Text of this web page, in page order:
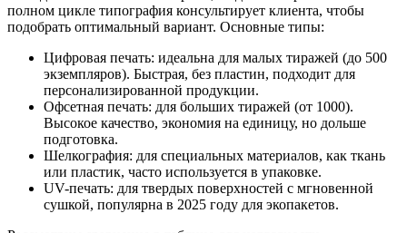
полном цикле типография консультирует клиента, чтобы
подобрать оптимальный вариант. Основные типы:
Цифровая печать: идеальна для малых тиражей (до 500
экземпляров). Быстрая, без пластин, подходит для
персонализированной продукции.
Офсетная печать: для больших тиражей (от 1000).
Высокое качество, экономия на единицу, но дольше
подготовка.
Шелкография: для специальных материалов, как ткань
или пластик, часто используется в упаковке.
UV-печать: для твердых поверхностей с мгновенной
сушкой, популярна в 2025 году для экопакетов.